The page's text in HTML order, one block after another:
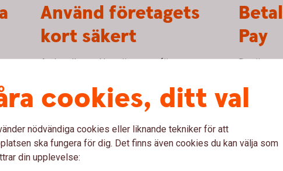
Använd företagets
kort säkert
Att handla med kort är tryggt, förutsatt att
säkert sätt. Läs om vad du bör tänka på.
Pay
Det är nu
telefon
ditt kort
Betala
cookies, ditt val
nödvändiga cookies eller liknande tekniker för att
ska fungera för dig. Det finns även cookies du kan välja som
din upplevelse: